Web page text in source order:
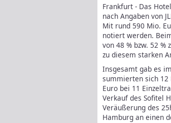
Frankfurt - Das
nach Angaben von
Mit rund 590 Mio.
notiert werden.
von 48 % bzw. 52
zu diesem starken
Insgesamt gab es
summierten sich 12
Euro bei 11
Verkauf des Sofitel
Veräußerung des
Hamburg an einen